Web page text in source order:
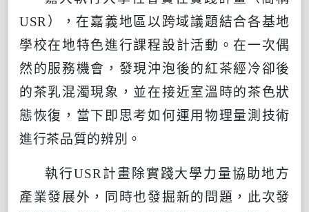
USR ），在嘉義地區以跨域議題結合各基地
學校在地特色進行課程設計活動。在一次偶
然的服務機會，發現沖泡後的紅茶經冷卻後
的茶乳混濁現象，並在接近室溫時的茶色狀
態恢復，當下即思考如何運用物理量測技術
進行茶品質的辨別。
執行USR 計畫除實踐大學力量協助地方
產業發展外，同時也發掘新的問題，此次發